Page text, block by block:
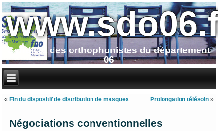
Syndicat des orthophonistes du département
06
«Fin du dispositif de distribution de masques Prolongation télésoin»
Négociations conventionnelles